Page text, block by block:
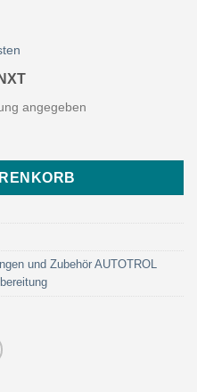
angegeben
(Art. FV390NC-600 - Eurotrol)
und Zubehör AUTOTROL